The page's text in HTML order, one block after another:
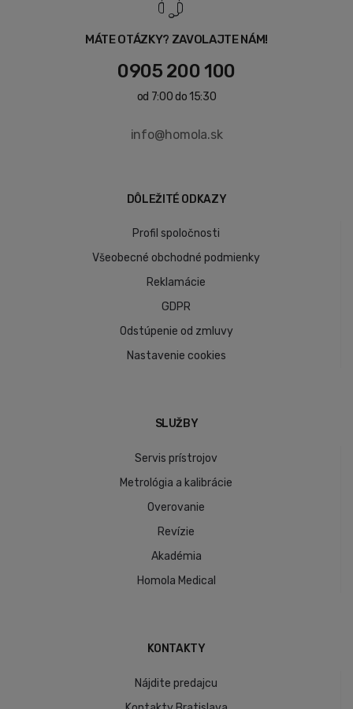
MÁTE OTÁZKY? ZAVOLAJTE NÁM!
0905 200 100
od 7:00 do 15:30
info@homola.sk
DÔLEŽITÉ ODKAZY
Profil spoločnosti
Všeobecné obchodné podmienky
Reklamácie
GDPR
Odstúpenie od zmluvy
Nastavenie cookies
SLUŽBY
Servis prístrojov
Metrológia a kalibrácie
Overovanie
Revízie
Akadémia
Homola Medical
KONTAKTY
Nájdite predajcu